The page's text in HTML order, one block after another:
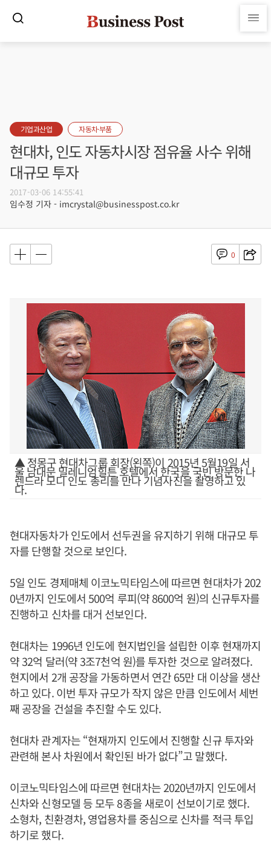
기업과산업 자동차·부품
현대차, 인도 자동차시장 점유율 사수 위해
대규모 투자
2017-03-06 14:55:41
임수정 기자 - imcrystal@businesspost.co.kr
0
▲ 정몽구 현대차그룹 회장(왼쪽)이 2015년 5월19일 서
울 남대문 밀레니엄힐튼 호텔에서 한국을 국빈 방문한 나
렌드라 모디 인도 총리를 만나 기념사진을 촬영하고 있
다.
현대자동차가 인도에서 선두권을 유지하기 위해 대규모 투
자를 단행할 것으로 보인다.
5일 인도 경제매체 이코노믹타임스에 따르면 현대차가 202
0년까지 인도에서 500억 루피(약 8600억 원)의 신규투자를
진행하고 신차를 대거 선보인다.
현대차는 1996년 인도에 현지법인을 설립한 이후 현재까지
약 32억 달러(약 3조7천억 원)를 투자한 것으로 알려졌다.
현지에서 2개 공장을 가동하면서 연간 65만 대 이상을 생산
하고 있다. 이번 투자 규모가 작지 않은 만큼 인도에서 세번
째 공장을 건설을 추진할 수도 있다.
현대차 관계자는 “현재까지 인도에서 진행할 신규 투자와
관련해 본사 차원에서 확인된 바가 없다”고 말했다.
이코노믹타임스에 따르면 현대차는 2020년까지 인도에서
신차와 신형모델 등 모두 8종을 새로이 선보이기로 했다.
소형차, 친환경차, 영업용차를 중심으로 신차를 적극 투입
하기로 했다.